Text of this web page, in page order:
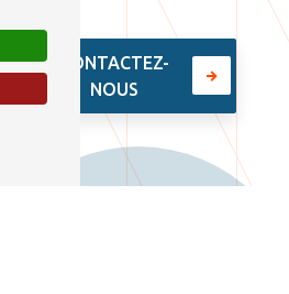
CONTACTEZ-
NOUS